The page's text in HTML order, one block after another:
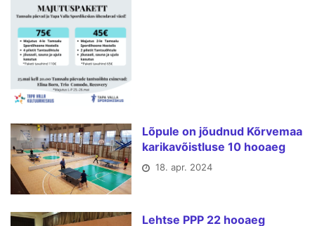
Lõpule on jõudnud Kõrvemaa
karikavõistluse 10 hooaeg
18. apr. 2024
Lehtse PPP 22 hooaeg